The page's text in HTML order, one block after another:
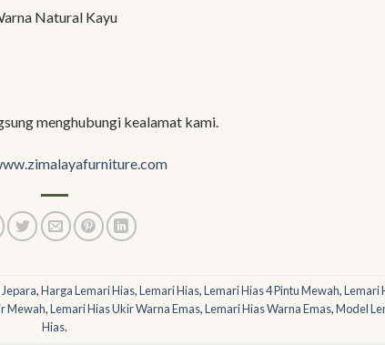
Natural Kayu
menghubungi kealamat kami.
,Harga Lemari Hias,Lemari Hias,Lemari Hias 4 Pintu Mewah,Lemari
Mewah,Lemari Hias Ukir Warna Emas,Lemari Hias Warna Emas,Model
Hias.